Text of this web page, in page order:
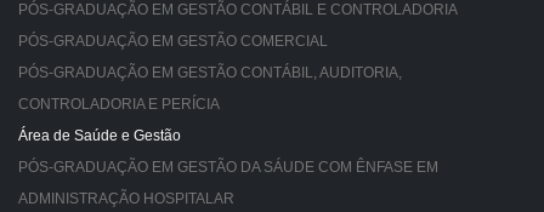
PÓS-GRADUAÇÃO EM GESTÃO CONTÁBIL E CONTROLADORIA
PÓS-GRADUAÇÃO EM GESTÃO COMERCIAL
PÓS-GRADUAÇÃO EM GESTÃO CONTÁBIL, AUDITORIA,
CONTROLADORIA E PERÍCIA
Área de Saúde e Gestão
PÓS-GRADUAÇÃO EM GESTÃO DA SÁUDE COM ÊNFASE EM
ADMINISTRAÇÃO HOSPITALAR